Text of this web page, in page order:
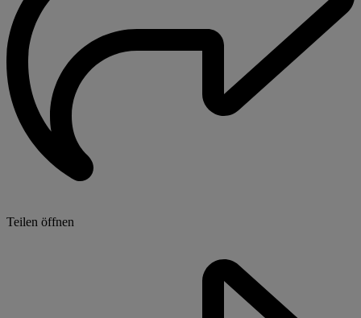
Teilen öffnen